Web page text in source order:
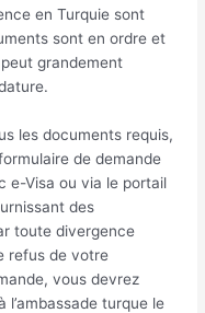
en Turquie sont
sont en ordre et
grandement
les documents requis,
de demande
e-Visa ou via le portail
des
toute divergence
refus de votre
vous devrez
turque le